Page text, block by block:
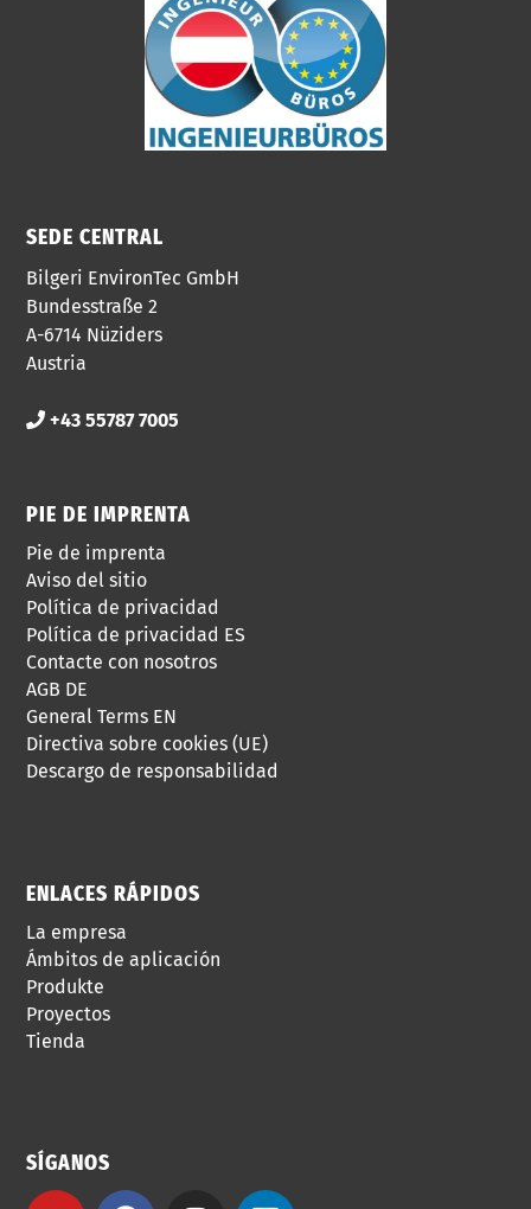
SEDE CENTRAL
Bilgeri EnvironTec GmbH
Bundesstraße 2
A-6714 Nüziders
Austria
+43 55787 7005
PIE DE IMPRENTA
Pie de imprenta
Aviso del sitio
Política de privacidad
Política de privacidad ES
Contacte con nosotros
AGB DE
General Terms EN
Directiva sobre cookies (UE)
Descargo de responsabilidad
ENLACES RÁPIDOS
La empresa
Ámbitos de aplicación
Produkte
Proyectos
Tienda
SÍGANOS